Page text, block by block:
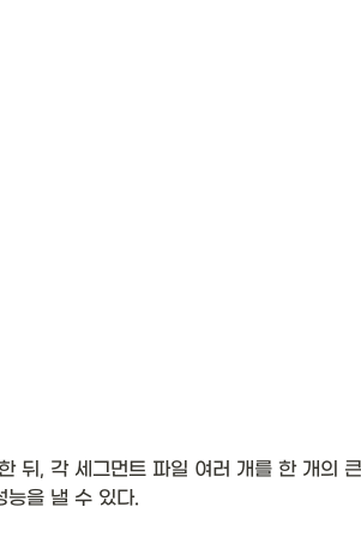
뒤, 각 세그먼트 파일 여러 개를 한 개의
능을 낼 수 있다.